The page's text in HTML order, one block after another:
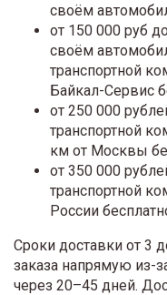
своём
от 150 000 руб
своём
транспортной
Байкал-Сервис
от 250 000
транспортной
км от Москвы
от 350 000
транспортной
России
Сроки доставки от 3
заказа напрямую из-
через 20–45 дней.